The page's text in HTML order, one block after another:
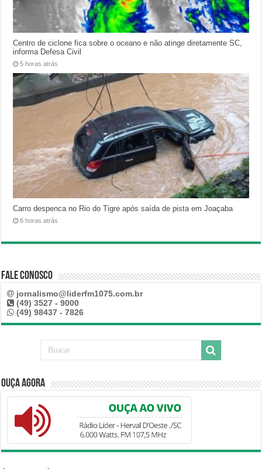
Centro de ciclone fica sobre o oceano e não atinge diretamente SC,
informa Defesa Civil
5 horas atrás
Carro despenca no Rio do Tigre após saída de pista em Joaçaba
6 horas atrás
Fale Conosco
jornalismo@liderfm1075.com.br
(49) 3527 - 9000
(49) 98437 - 7826
Ouça Agora